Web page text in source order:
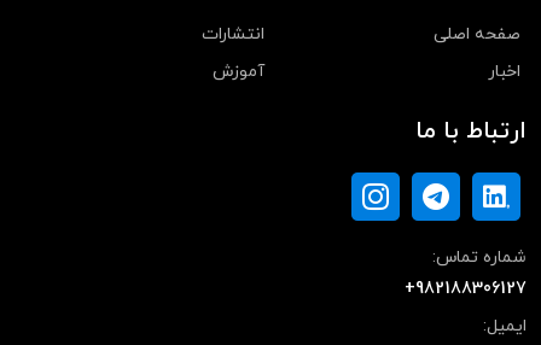
صفحه اصلی
انتشارات
اخبار
آموزش
ارتباط با ما
شماره تماس:
+982188306127
ایمیل: